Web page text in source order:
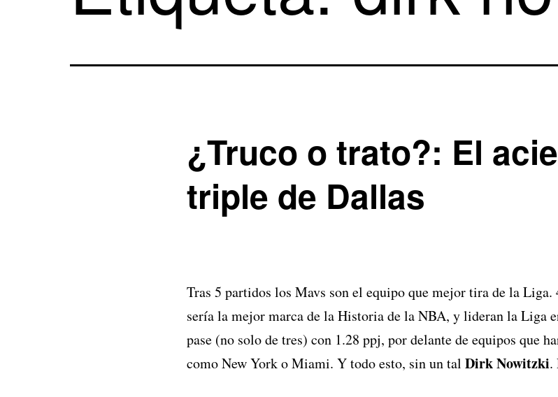
¿Truco o trato?: El
triple de Dallas
Tras 5 partidos los Mavs son el equipo que mejor tira de la
sería la mejor marca de la Historia de la NBA, y lideran la Liga
pase (no solo de tres) con 1.28 ppj, por delante de equipos que
como New York o Miami. Y todo esto, sin un tal Dirk Nowitzki.